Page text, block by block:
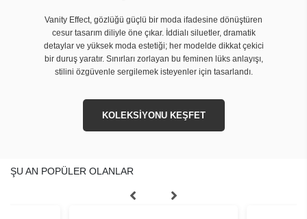
Vanity Effect, gözlüğü güçlü bir moda ifadesine dönüştüren
cesur tasarım diliyle öne çıkar. İddialı siluetler, dramatik
detaylar ve yüksek moda estetiği; her modelde dikkat çekici
bir duruş yaratır. Sınırları zorlayan bu feminen lüks anlayışı,
stilini özgüvenle sergilemek isteyenler için tasarlandı.
KOLEKSİYONU KEŞFET
ŞU AN POPÜLER OLANLAR